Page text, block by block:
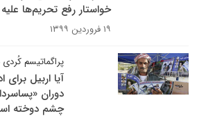
خواستار رفع تحریم‌ها
۱۹ فروردین ۱۳۹۹
پراگماتیسم کُردی
آیا اربیل
دوران
چشم دوخته